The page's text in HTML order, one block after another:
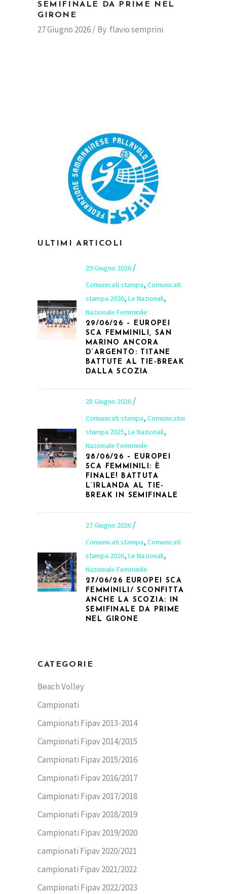
SEMIFINALE DA PRIME NEL
GIRONE
27 Giugno 2026 By flavio semprini
ULTIMI ARTICOLI
29 Giugno 2026
Comunicati stampa, Comunicati
stampa 2026, Le Nazionali,
Nazionale Femminile
29/06/26 – EUROPEI
SCA FEMMINILI, SAN
MARINO ANCORA
D’ARGENTO: TITANE
BATTUTE AL TIE-BREAK
DALLA SCOZIA
28 Giugno 2026
Comunicati stampa, Comunicatoi
stampa 2025, Le Nazionali,
Nazionale Femminile
28/06/26 – EUROPEI
SCA FEMMINILI: È
FINALE! BATTUTA
L’IRLANDA AL TIE-
BREAK IN SEMIFINALE
27 Giugno 2026
Comunicati stampa, Comunicati
stampa 2026, Le Nazionali,
Nazionale Femminile
27/06/26 EUROPEI SCA
FEMMINILI/ SCONFITTA
ANCHE LA SCOZIA: IN
SEMIFINALE DA PRIME
NEL GIRONE
CATEGORIE
Beach Volley
Campionati
Campionati Fipav 2013-2014
Campionati Fipav 2014/2015
Campionati Fipav 2015/2016
Campionati Fipav 2016/2017
Campionati Fipav 2017/2018
Campionati Fipav 2018/2019
Campionati Fipav 2019/2020
campionati Fipav 2020/2021
campionati Fipav 2021/2022
Campionati Fipav 2022/2023